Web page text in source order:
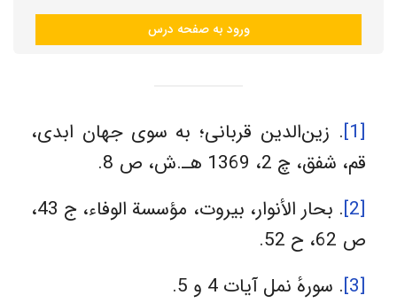
ورود به صفحه درس
[1]
. زین‌الدین قربانی؛ به سوی جهان ابدی،
قم، شفق، چ 2، 1369 هـ.ش، ص 8.
[2]
. بحار الأنوار، بیروت، مؤسسة الوفاء، ج 43،
ص 62، ح 52.
[3]
. سورهٔ نمل آیات 4 و 5.